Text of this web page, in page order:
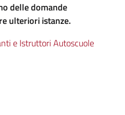
delle domande
ulteriori istanze.
e Istruttori Autoscuole